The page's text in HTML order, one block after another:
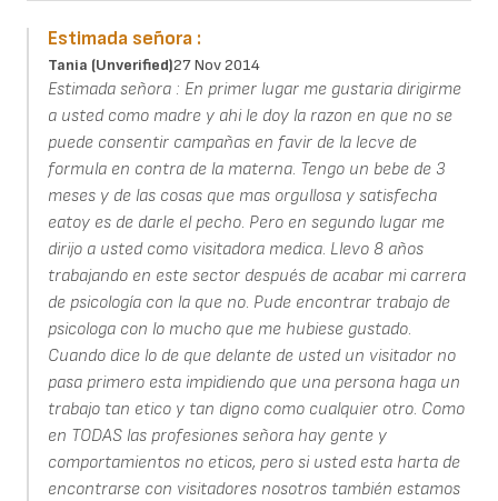
Estimada señora :
Tania (unverified)27 Nov 2014
Estimada señora : En primer lugar me gustaria dirigirme
a usted como madre y ahi le doy la razon en que no se
puede consentir campañas en favir de la lecve de
formula en contra de la materna. Tengo un bebe de 3
meses y de las cosas que mas orgullosa y satisfecha
eatoy es de darle el pecho. Pero en segundo lugar me
dirijo a usted como visitadora medica. Llevo 8 años
trabajando en este sector después de acabar mi carrera
de psicología con la que no. Pude encontrar trabajo de
psicologa con lo mucho que me hubiese gustado.
Cuando dice lo de que delante de usted un visitador no
pasa primero esta impidiendo que una persona haga un
trabajo tan etico y tan digno como cualquier otro. Como
en TODAS las profesiones señora hay gente y
comportamientos no eticos, pero si usted esta harta de
encontrarse con visitadores nosotros también estamos